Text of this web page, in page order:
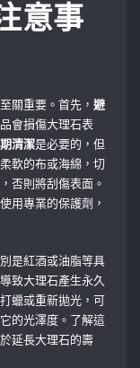
意事
關重要。首先，避
會損傷大理石表
清潔是必要的，但
軟的布或海綿，切
否則將刮傷表面。
用專業的保護劑，
別是紅酒或油脂等具
致大理石產生永久
蠟或重新拋光，可
的光澤度。了解這
延長大理石的壽